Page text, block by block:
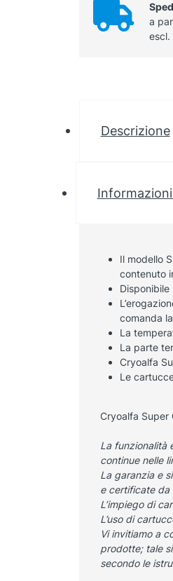
a
escl.
Descrizione
Il modello
contenuto
comanda
La
La parte
Cryoalfa
Le
Cryoalfa Super
La funzionalità
continue nelle
La garanzia e
e certificate da
L’impiego di
L’uso di
Vi invitiamo a
prodotte; tale
secondo le